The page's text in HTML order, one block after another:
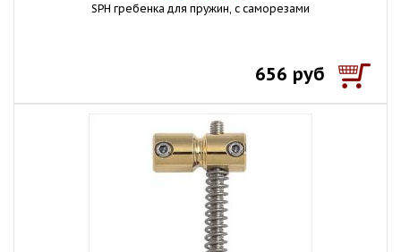
SPH гребенка для пружин, с саморезами
656 руб